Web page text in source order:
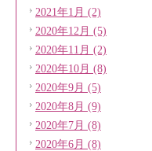
2021年1月 (2)
2020年12月 (5)
2020年11月 (2)
2020年10月 (8)
2020年9月 (5)
2020年8月 (9)
2020年7月 (8)
2020年6月 (8)